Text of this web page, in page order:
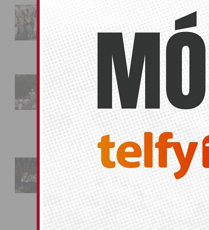
La magia de la Entrada Mora
conquista las calles de
Almoradí
01/08/2026
La fiesta se adueña de
Almoradí con la presentación
de los cargos festeros y la
toma del castillo
31/07/2026
Pilar de la Horadada
conmemora con emoción el
40º aniversario de su
independencia como municipio
31/07/2026